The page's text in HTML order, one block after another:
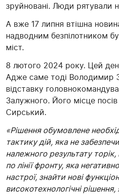
зруйновані. Люди рятували
А вже 17 липня втішна
надводним безпілотником
міст.
8 лютого 2024 року. Цей
Адже саме тоді Володимир
відставку
Залужного. Його місце
Сирський.
«Рішення обумовлене
тактику дій, яка не
належного результату торік,
по лінії фронту, яка
настрої, знайти нові
високотехнологічні